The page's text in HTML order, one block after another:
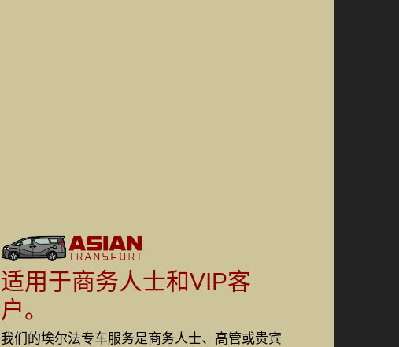
适用于商务人士和VIP客
户。
我们的埃尔法专车服务是商务人士、高管或贵宾